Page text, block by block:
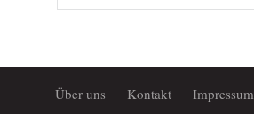
Über uns Kontakt Impressum